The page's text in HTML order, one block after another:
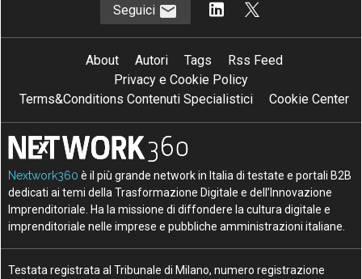
Seguici
About Autori Tags
Rss Feed
Privacy e Cookie Policy
Terms&Conditions Contenuti Specialistici
Cookie Center
Nextwork360 è il più grande network in Italia di testate e portali B2B
dedicati ai temi della Trasformazione Digitale e dell’Innovazione
Imprenditoriale. Ha la missione di diffondere la cultura digitale e
imprenditoriale nelle imprese e pubbliche amministrazioni italiane.
Testata registrata al Tribunale di Milano, numero registrazione